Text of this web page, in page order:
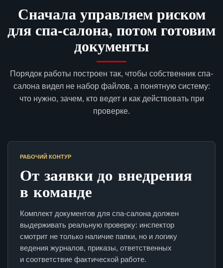
Сначала управляем риском
для спа-салона, потом готовим
документы
Порядок работы построен так, чтобы собственник спа-
салона видел не набор файлов, а понятную систему:
что нужно, зачем, кто ведет и как действовать при
проверке.
РАБОЧИЙ КОНТУР
От заявки до внедрения
в команде
Комплект документов для спа-салона должен
выдерживать реальную проверку: инспектор
смотрит не только наличие папки, но и логику
ведения журналов, приказы, ответственных
и соответствие фактической работе.